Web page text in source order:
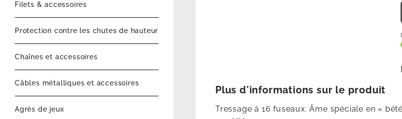
Filets & accessoires
Protection contre les chutes de hauteur
Chaînes et accessoires
Câbles métalliques et accessoires
Agrès de jeux
Plus d'informations sur le produit
Tressage à 16 fuseaux. Âme spéciale en «